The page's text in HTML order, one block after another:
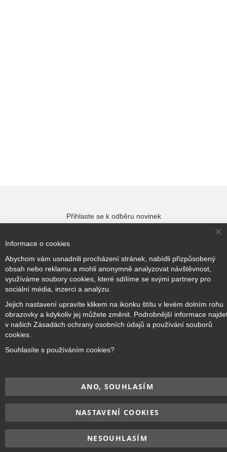
Přihlaste se k odběru novinek
Přihlásit odběr
Copyright © 2017–2026BRIDGE Academy , Všechna práva
vyhrazena.
Informace o cookies
Abychom vám usnadnili procházení stránek, nabídli přizpůsobený
obsah nebo reklamu a mohli anonymně analyzovat návštěvnost,
využíváme soubory cookies, které sdílíme se svými partnery pro
sociální média, inzerci a analýzu.
Jejich nastavení upravíte klikem na ikonku štítu v levém dolním rohu
obrazovky a kdykoliv jej můžete změnit. Podrobnější informace
v našich Zásadách ochrany osobních údajů a používání souborů
cookies.
Souhlasíte s používáním cookies?
ANO, SOUHLASÍM
NASTAVENÍ COOKIES
NESOUHLASÍM